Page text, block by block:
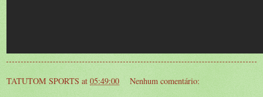
TATUTOM SPORTS at 05:49:00 Nenhum comentário: